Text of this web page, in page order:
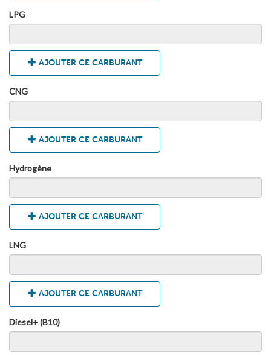
LPG
AJOUTER CE CARBURANT
CNG
AJOUTER CE CARBURANT
Hydrogène
AJOUTER CE CARBURANT
LNG
AJOUTER CE CARBURANT
Diesel+ (B10)